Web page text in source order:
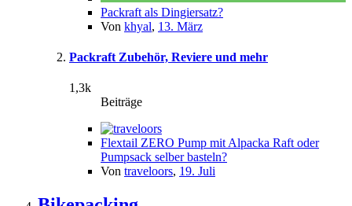
Packraft als Dingiersatz?
Von khyal, 13. März
Packraft Zubehör, Reviere und mehr
1,3k
Beiträge
Flextail ZERO Pump mit Alpacka Raft oder
Pumpsack selber basteln?
Von traveloors, 19. Juli